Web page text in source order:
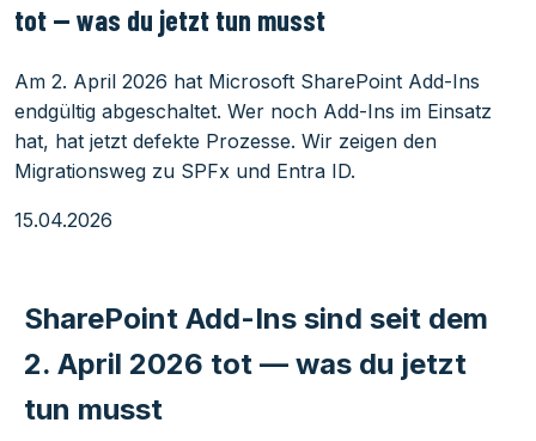
tot — was du jetzt tun musst
Am 2. April 2026 hat Microsoft SharePoint Add-Ins
endgültig abgeschaltet. Wer noch Add-Ins im Einsatz
hat, hat jetzt defekte Prozesse. Wir zeigen den
Migrationsweg zu SPFx und Entra ID.
15.04.2026
SharePoint Add-Ins sind seit dem
2. April 2026 tot — was du jetzt
tun musst